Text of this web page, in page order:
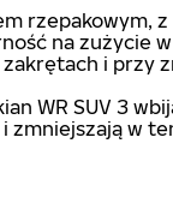
rzepakowym,
na zużycie
i przy
WR SUV 3
zmniejszają w